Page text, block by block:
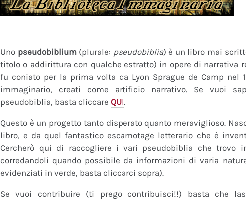
Uno pseudobiblium(plurale: pseudobiblia) è un libro mai
titolo o addirittura con qualche estratto) in opere di narrativa
fu coniato per la prima volta da Lyon Sprague de Camp nel
immaginario, creati come artificio narrativo. Se vuoi
pseudobiblia, basta cliccare QUI.
Questo è un progetto tanto disperato quanto meraviglioso.
libro, e da quel fantastico escamotage letterario che è
Cercherò qui di raccogliere i vari pseudobiblia che
corredandoli quando possibile da informazioni di varia
evidenziati in verde, basta cliccarci sopra).
Se vuoi contribuire (ti prego contribuisci!!) basta che